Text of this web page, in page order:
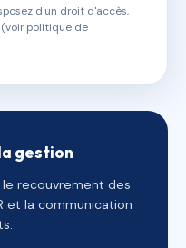
d'un droit d'accès,
politique de
gestion
le recouvrement des
et la communication